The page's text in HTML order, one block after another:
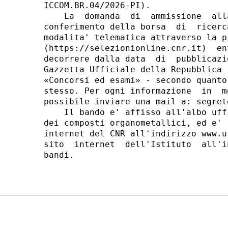
ICCOM.BR.04/2026-PI).
La  domanda  di  ammissione
conferimento della borsa  di
modalita' telematica attraverso la
(https://selezionionline.cnr.it)
decorrere dalla data  di
Gazzetta Ufficiale della
«Concorsi ed esami» - secondo
stesso. Per ogni informazione  in
possibile inviare una mail a:
Il bando e' affisso all'albo
dei composti organometallici,
internet del CNR all'indirizzo
sito  internet  dell'Istituto
bandi.